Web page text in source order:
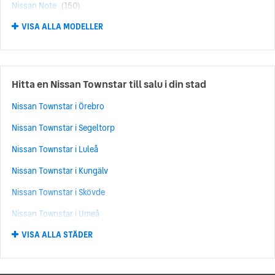
Nissan Note (150)
Nissan Ariya (125)
Nissan Pulsar (90)
Nissan GT-R (63)
Nissan Qashqai+2 (57)
Nissan Primastar (44)
Nissan Almera (37)
Nissan Primera (35)
Nissan Murano (31)
Nissan NV200 (28)
Nissan 350Z (11)
Nissan NV300 (11)
VISA ALLA MODELLER
Hitta en Nissan Townstar till salu i din stad
Nissan Townstar i Örebro
Nissan Townstar i Segeltorp
Nissan Townstar i Luleå
Nissan Townstar i Kungälv
Nissan Townstar i Skövde
Nissan Townstar i Umeå
Nissan Townstar i Norrköping
Nissan Townstar i Upplands Väsby
VISA ALLA STÄDER